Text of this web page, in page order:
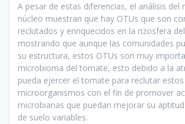
A pesar de estas diferencias, el análisis del
núcleo muestran que hay OTUs que son
reclutados y enriquecidos en la rizosfera
mostrando que aunque las comunidades
su estructura, estos OTUs son muy
microbioma del tomate, esto debido a la
pueda ejercer el tomate para reclutar estos
microorganismos con el fin de promover
microbianas que puedan mejorar su
de suelo variables.